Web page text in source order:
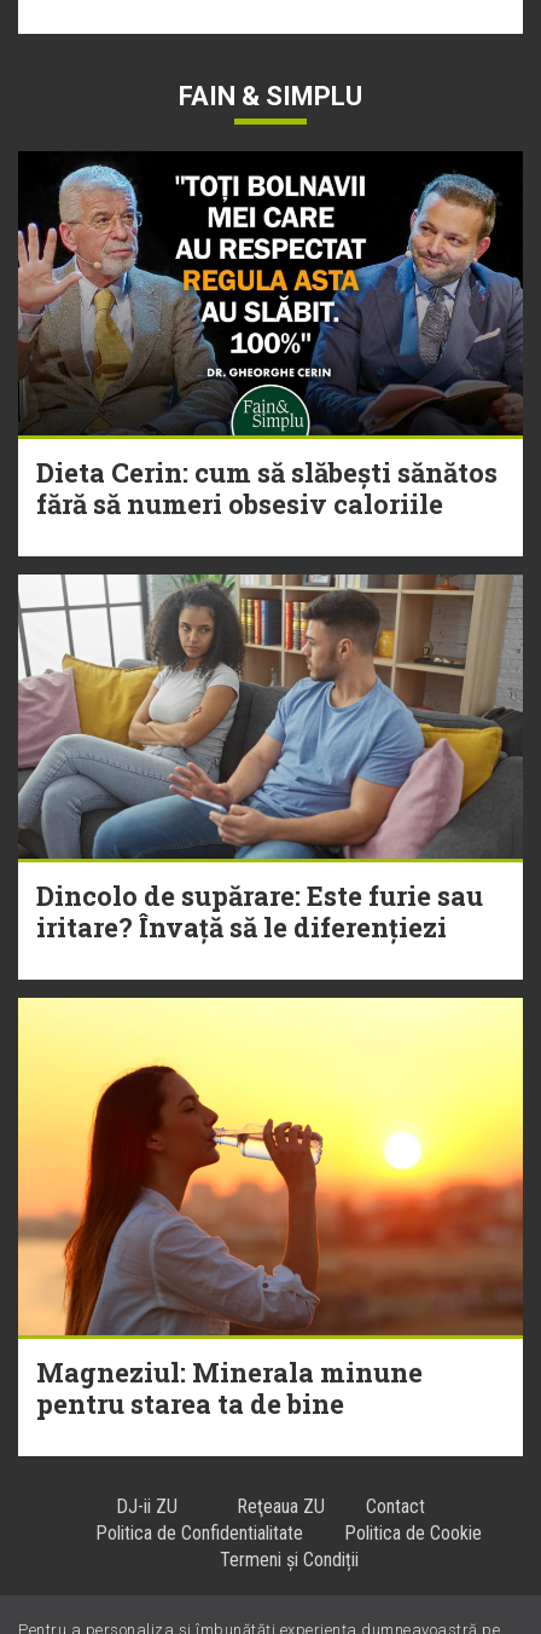
FAIN & SIMPLU
Dieta Cerin: cum să slăbești sănătos
fără să numeri obsesiv caloriile
Dincolo de supărare: Este furie sau
iritare? Învață să le diferențiezi
Magneziul: Minerala minune
pentru starea ta de bine
DJ-ii ZU Reţeaua ZU
Contact
Politica de Confidentialitate
Politica de Cookie
Termeni și Condiții
Pentru a personaliza și îmbunătăți experiența dumneavoastră pe